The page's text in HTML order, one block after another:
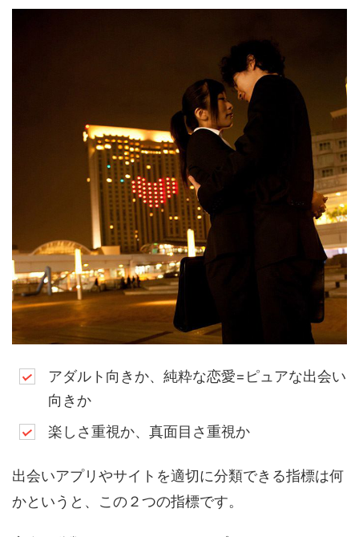
アダルト向きか、純粋な恋愛=ピュアな出会い
向きか
楽しさ重視か、真面目さ重視か
出会いアプリやサイトを適切に分類できる指標は何
かというと、この２つの指標です。